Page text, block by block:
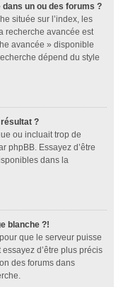
un ou des forums ?
située sur l’index, les
recherche avancée est
avancée » disponible
dépend du style
?
ou incluait trop de
phpBB. Essayez d’être
dans la
blanche ?!
que le serveur puisse
d’être plus précis
des forums dans